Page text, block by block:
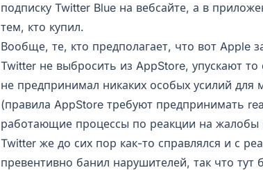
подписку Twitter Blue на вебсайте, а в
тем, кто купил.
Вообще, те, кто предполагает, что вот Apple
Twitter не выбросить из AppStore, упускают
не предпринимал никаких особых усилий для
(правила AppStore требуют предпринимать
работающие процессы по реакции на жалобы
Twitter же до сих пор как-то справлялся и с
превентивно банил нарушителей, так что тут